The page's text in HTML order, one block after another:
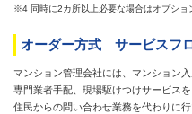
※4 同時に2カ所以上必要な場合はオプショ
オーダー方式 サービスフ
マンション管理会社には、マンション
専門業者手配、現場駆けつけサービス
住民からの問い合わせ業務を代わりに行